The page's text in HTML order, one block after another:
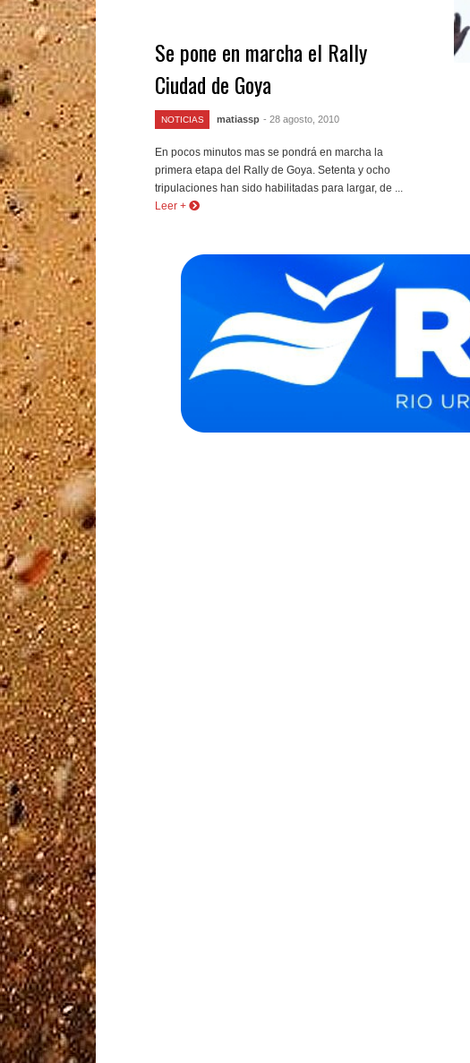
Se pone en marcha el Rally
Ciudad de Goya
NOTICIAS matiassp - 28 agosto, 2010
En pocos minutos mas se pondrá en marcha la
primera etapa del Rally de Goya. Setenta y ocho
tripulaciones han sido habilitadas para largar, de ...
Leer +